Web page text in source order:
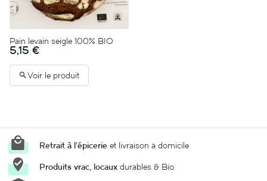
Pain levain seigle 100% BIO
5,15 €
Voir le produit
Retrait à l'épicerie et livraison à domicile
Produits vrac, locaux durables & Bio